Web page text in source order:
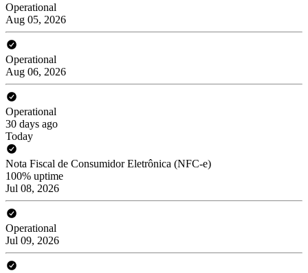
Operational
Aug 05, 2026
Operational
Aug 06, 2026
Operational
30 days ago
Today
Nota Fiscal de Consumidor Eletrônica (NFC-e)
100% uptime
Jul 08, 2026
Operational
Jul 09, 2026